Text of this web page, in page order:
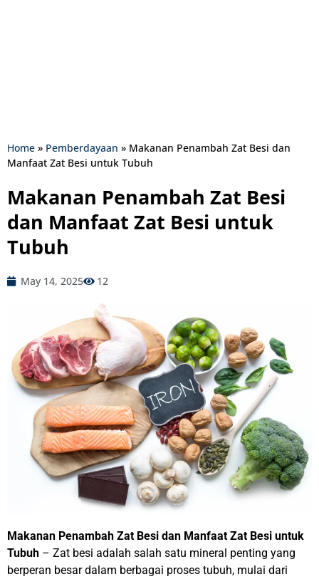
Home » Pemberdayaan » Makanan Penambah Zat Besi dan
Manfaat Zat Besi untuk Tubuh
Makanan Penambah Zat Besi
dan Manfaat Zat Besi untuk
Tubuh
May 14, 2025 12
Makanan Penambah Zat Besi dan Manfaat Zat Besi untuk
Tubuh – Zat besi adalah salah satu mineral penting yang
berperan besar dalam berbagai proses tubuh, mulai dari